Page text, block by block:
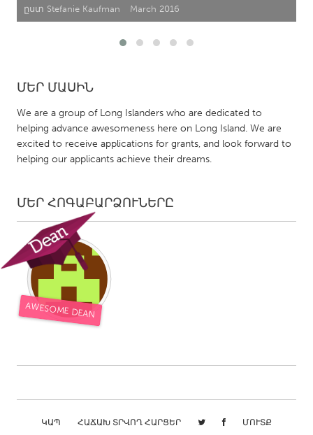
Utrecht
QATAR
Qatar
Singapore
UNITED KINGDOM
Glasgow
UNITED STATES
Chicago, IL
Cleveland, OH
Detroit, MI
Durham, NC
ըստ Stefanie Kaufman March 2016
ՄԵՐ ՄԱՍԻՆ
We are a group of Long Islanders who are dedicated to
helping advance awesomeness here on Long Island. We are
excited to receive applications for grants, and look forward to
helping our applicants achieve their dreams.
ՄԵՐ ՀՈԳԱԲԱՐՁՈՒՆԵՐԸ
AWESOME DEAN
ԿԱՊ ՀԱՃԱԽ ՏՐՎՈՂ ՀԱՐՑԵՐ ՄՈՒՏՔ